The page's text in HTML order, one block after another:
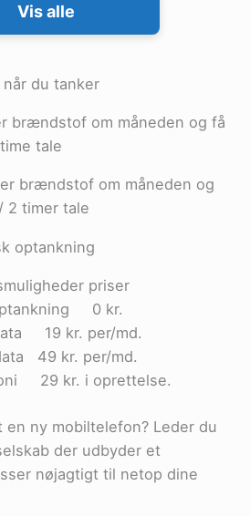
Vis alle
du tanker
brændstof om måneden og få
tale
brændstof om måneden og
2 timer tale
optankning
priser
0 kr.
19 kr. per/md.
49 kr. per/md.
29 kr. i oprettelse.
en ny mobiltelefon? Leder du
der udbyder et
nøjagtigt til netop dine